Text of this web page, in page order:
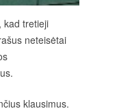
kad tretieji
neteisėtai
klausimus.